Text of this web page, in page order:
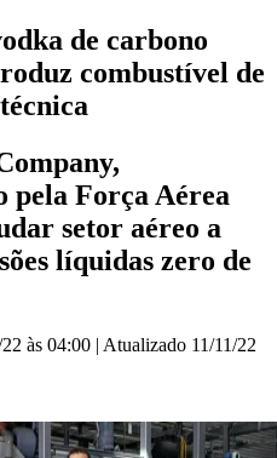
de carbono
combustível de
pela Força Aérea
setor aéreo a
líquidas zero de
às 04:00 | Atualizado 11/11/22